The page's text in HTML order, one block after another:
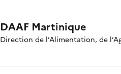
DAAF Martinique
Direction de l’Alimentation, de